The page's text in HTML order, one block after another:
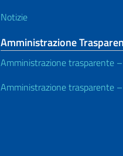
Notizie
Amministrazione
Amministrazione trasparente
Amministrazione trasparente